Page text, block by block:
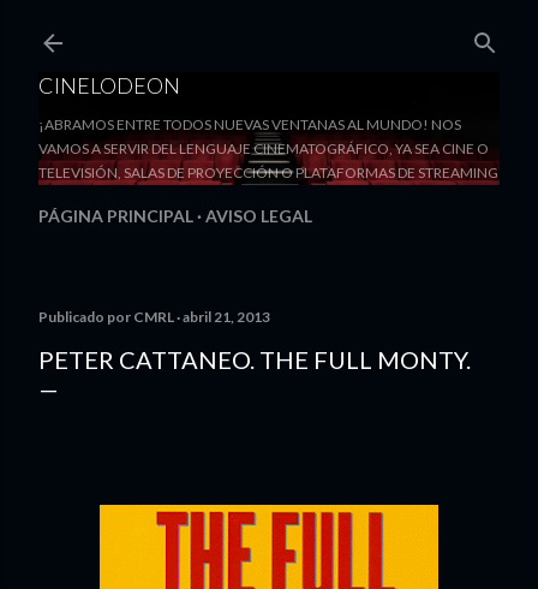
CINELODEON
¡ABRAMOS ENTRE TODOS NUEVAS VENTANAS AL MUNDO! NOS
VAMOS A SERVIR DEL LENGUAJE CINEMATOGRÁFICO, YA SEA CINE O
TELEVISIÓN, SALAS DE PROYECCIÓN O PLATAFORMAS DE STREAMING
PÁGINA PRINCIPAL AVISO LEGAL
Publicado por CMRL abril 21, 2013
PETER CATTANEO. THE FULL MONTY.